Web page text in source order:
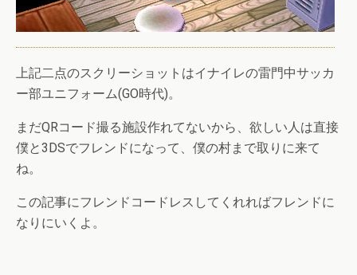
上記二点のスクリーショットはイナイレの雷門中サッカ
ー部ユニフォーム(GO時代)。
まだQRコード撮る施設作れてないから、欲しい人は直接
僕と3DSでフレンドになって、僕の村まで取りに来て
ね。
この記事にフレンドコードレスしてくれればフレンドに
なりにいくよ。